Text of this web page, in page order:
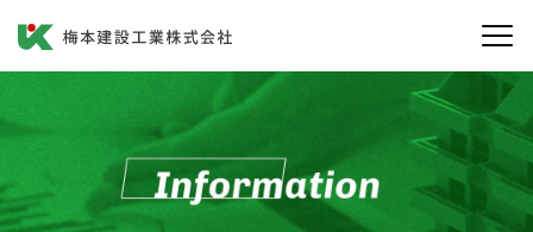
施工事例
お問い合わせ
プライバシーポリシー